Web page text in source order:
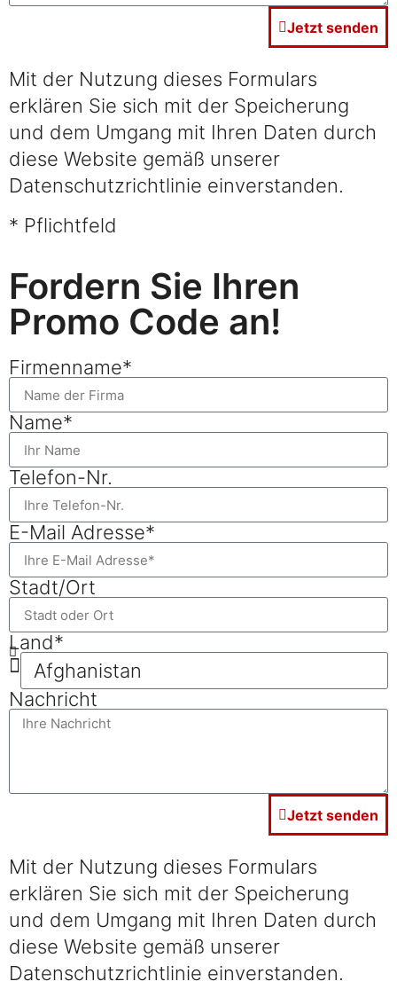
Jetzt senden
Mit der Nutzung dieses Formulars
erklären Sie sich mit der Speicherung
und dem Umgang mit Ihren Daten durch
diese Website gemäß unserer
Datenschutzrichtlinie einverstanden.
* Pflichtfeld
Fordern Sie Ihren
Promo Code an!
Firmenname*
Name*
Telefon-Nr.
E-Mail Adresse*
Stadt/Ort
Land*
Nachricht
Jetzt senden
Mit der Nutzung dieses Formulars
erklären Sie sich mit der Speicherung
und dem Umgang mit Ihren Daten durch
diese Website gemäß unserer
Datenschutzrichtlinie einverstanden.